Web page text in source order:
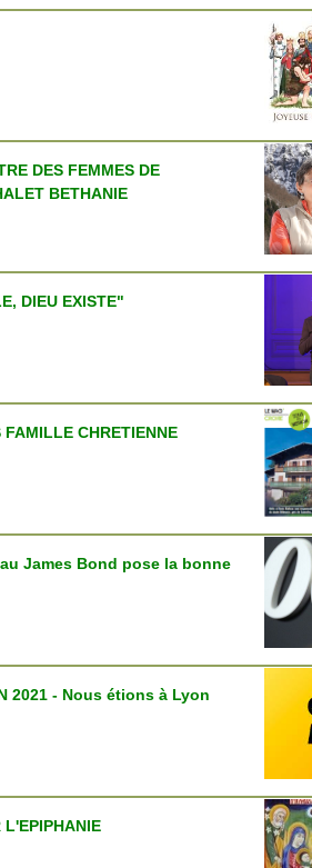
DES FEMMES DE
BETHANIE
DIEU EXISTE"
CHRETIENNE
James Bond pose la bonne
2021 - Nous étions à Lyon
L'EPIPHANIE